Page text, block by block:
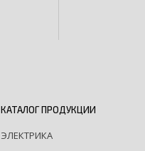
КАТАЛОГ ПРОДУКЦИИ
ЭЛЕКТРИКА